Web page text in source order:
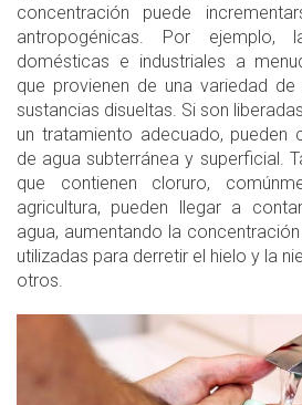
concentración puede
antropogénicas. Por ejemplo,
domésticas e industriales a
que provienen de una variedad
sustancias disueltas. Si son
un tratamiento adecuado, pueden
de agua subterránea y superficial.
que contienen cloruro,
agricultura, pueden llegar a
agua, aumentando la
utilizadas para derretir el hielo y la
otros.